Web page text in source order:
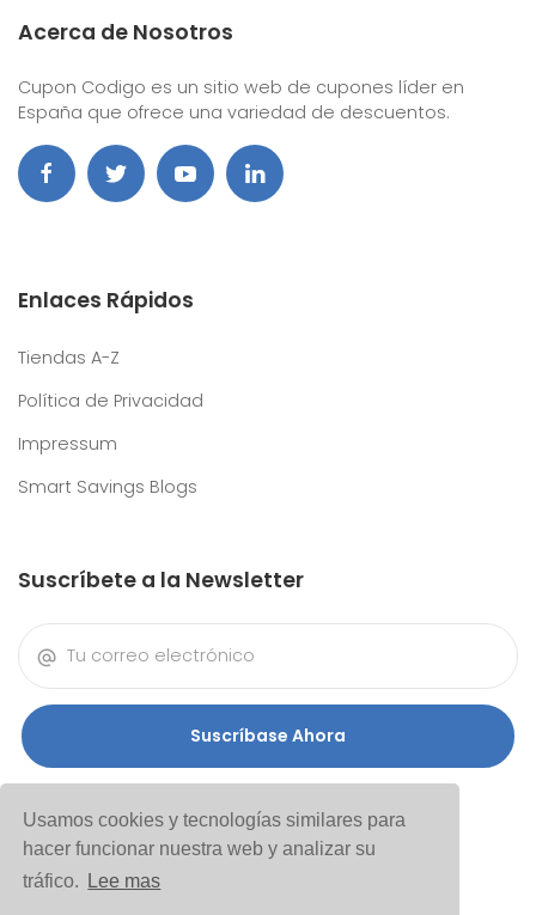
Usamos cookies y tecnologías similares para
hacer funcionar nuestra web y analizar su
tráfico.
Lee mas
Acerca de Nosotros
Cupon Codigo es un sitio web de cupones líder en
España que ofrece una variedad de descuentos.
Enlaces Rápidos
Tiendas A-Z
Política de Privacidad
Impressum
Smart Savings Blogs
Suscríbete a la Newsletter
Suscríbase Ahora